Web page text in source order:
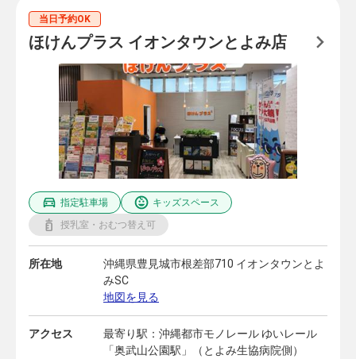
当日予約OK
ほけんプラス イオンタウンとよみ店
指定駐車場
キッズスペース
授乳室・おむつ替え可
所在地
沖縄県豊見城市根差部710 イオンタウンとよ
みSC
地図を見る
アクセス
最寄り駅：沖縄都市モノレール ゆいレール
「奥武山公園駅」（とよみ生協病院側）